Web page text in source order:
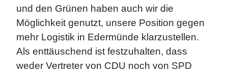
und den Grünen haben auch wir die
Möglichkeit genutzt, unsere Position gegen
mehr Logistik in Edermünde klarzustellen.
Als enttäuschend ist festzuhalten, dass
weder Vertreter von CDU noch von SPD